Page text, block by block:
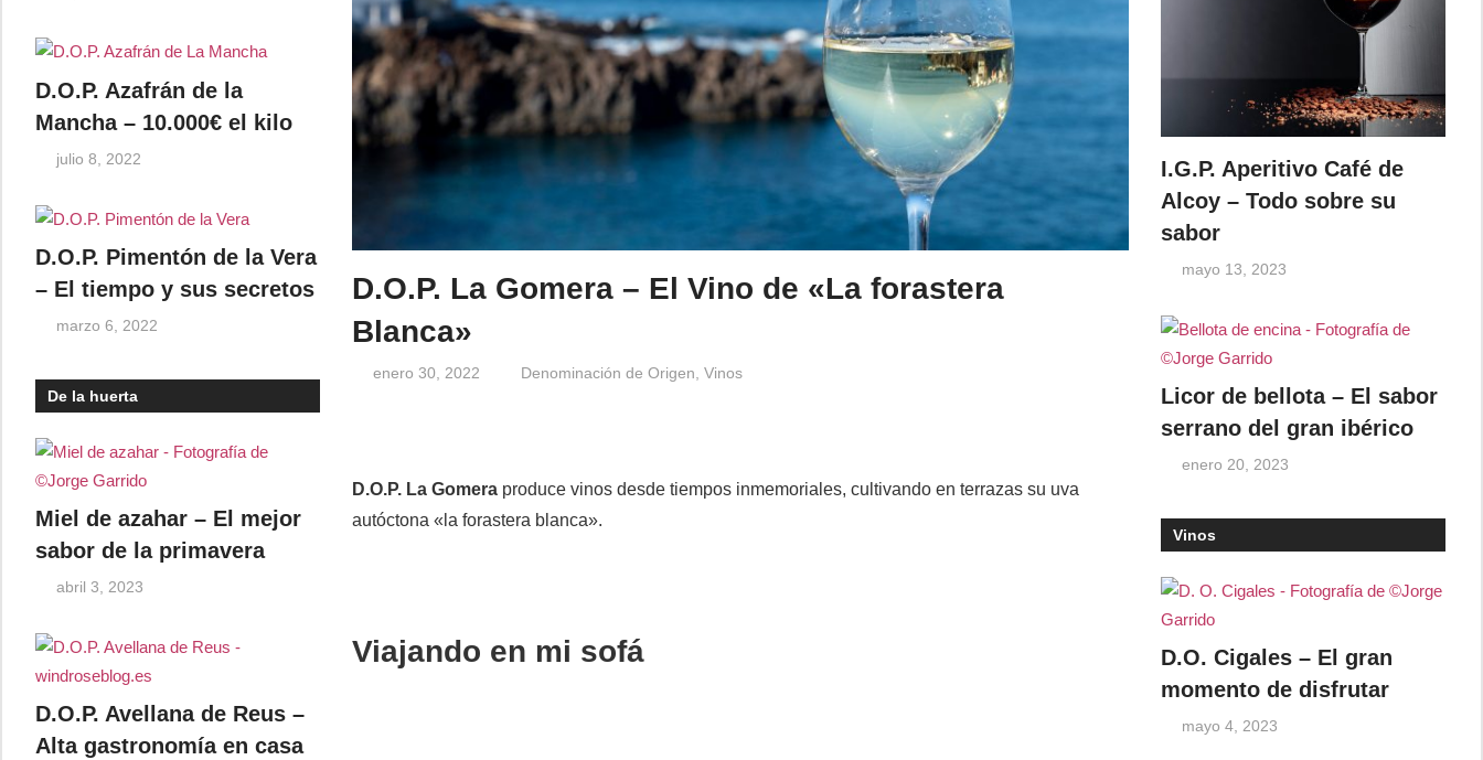
D.O.P. La Gomera – El Vino de «La forastera
Blanca»
enero 30, 2022 Windrose
Denominación de Origen Vinos
D.O.P. La Gomera produce vinos desde tiempos inmemoriales, cultivando en terrazas su uva
autóctona «la forastera blanca».
Viajando en mi sofá
D.O.P. Azafrán de la
Mancha – 10.000€ el kilo
julio 8, 2022
D.O.P. Pimentón de la Vera
– El tiempo y sus secretos
marzo 6, 2022
De la huerta
Miel de azahar – El mejor
sabor de la primavera
abril 3, 2023
D.O.P. Avellana de Reus –
Alta gastronomía en casa
I.G.P. Aperitivo Café de
Alcoy – Todo sobre su
sabor
mayo 13, 2023
Licor de bellota – El sabor
serrano del gran ibérico
enero 20, 2023
Vinos
D.O. Cigales – El gran
momento de disfrutar
mayo 4, 2023